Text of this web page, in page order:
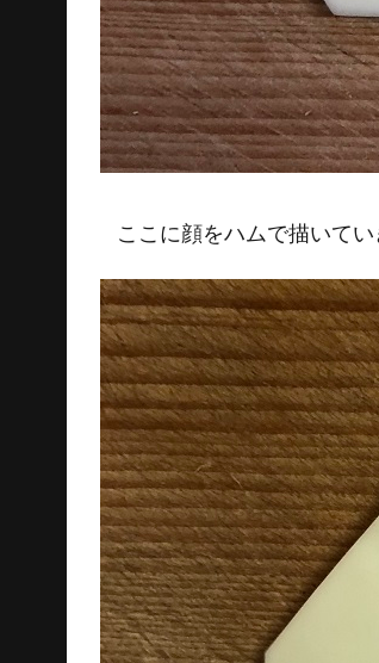
ここに顔をハムで描いてい